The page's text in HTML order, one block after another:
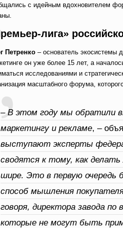
с идейным вдохновителем
лига»
Петренко – основатель экосистемы
он уже более 15 лет, а
исследованиями и
масштабного форума,
–В этом году мы обратили
маркетингу и рекламе, –
выступают эксперты
сводятся к тому, как
шире. Это в первую очередь
способ мышления
говоря, директора завода
которые не могут быть